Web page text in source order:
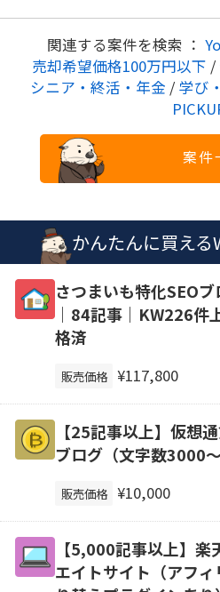
関連する案件を検索 ：
売却希望価格100万円以下 /
シニア・終活・年金 / 学び
案件
かんたんに買え
さつまいも特化SEO
｜84記事｜KW226件
格済
販売価格 ¥117,800
【25記事以上】仮想
ブログ（文字数3000
販売価格 ¥10,000
【5,000記事以上】
エイトサイト（アフ